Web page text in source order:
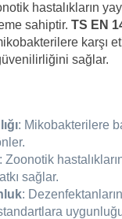
hastalıkların
sahiptir. TS EN
karşı
sağlar.
: Mikobakterilere
: Zoonotik
sağlar.
: